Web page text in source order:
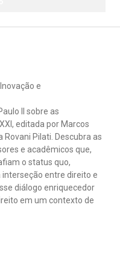
e
II sobre as
editada por Marcos
Pilati. Descubra as
e acadêmicos que,
o status quo,
entre direito e
diálogo enriquecedor
em um contexto de